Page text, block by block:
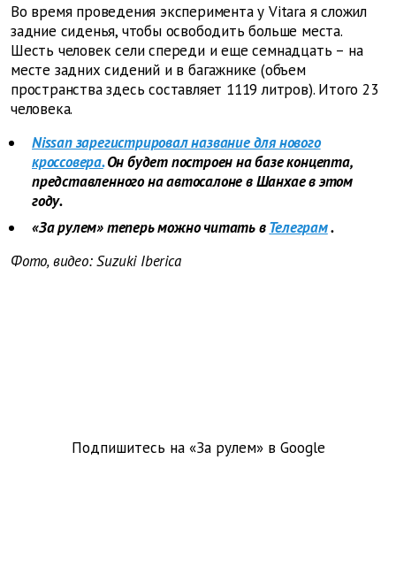
Во время проведения эксперимента у Vitara я сложил
задние сиденья, чтобы освободить больше места.
Шесть человек сели спереди и еще семнадцать – на
месте задних сидений и в багажнике (объем
пространства здесь составляет 1119 литров). Итого 23
человека.
Nissan зарегистрировал название для нового
кроссовера.Он будет построен на базе концепта,
представленного на автосалоне в Шанхае в этом
году.
«За рулем» теперь можно читать вТелеграм.
Фото, видео: Suzuki Iberica
Подпишитесь на «За рулем» в Google